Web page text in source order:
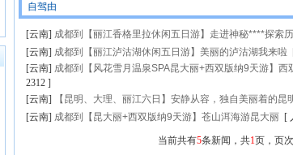
自驾由
[云南] 成都到【丽江香格里拉休闲五日游】走进神秘****探索
[云南] 成都到【丽江泸沽湖休闲五日游】美丽的泸沽湖我来啦
[云南] 成都到【风花雪月温泉SPA昆大丽+西双版纳9天游】
2312 ]
[云南] 【昆明、大理、丽江六日】安静从容，独自美丽着的昆
[云南] 成都到【昆大丽+西双版纳9天游】苍山洱海游昆大丽 [
当前共有5条新闻，共1页，页